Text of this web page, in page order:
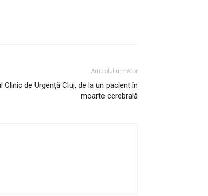
Articolul următor
Clinic de Urgență Cluj, de la un pacient în
moarte cerebrală